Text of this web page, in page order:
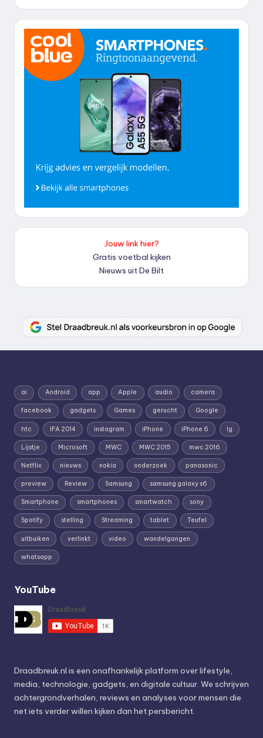
Jouw link hier?
Gratis voetbal kijken
Nieuws uit De Bilt
ai Android app Apple audio camera
facebook gadgets Games gerucht Google
htc IFA 2014 instagram iPhone iPhone 6 lg
Lijstje Microsoft MWC MWC 2015 mwc 2016
Netflix nieuws nokia onderzoek panasonic
preview Review Samsung samsung galaxy s6
Smartphone smartphones smartwatch sony
Spotify stelling Streaming tablet Teufel
uitbuiken verlinkt video wandelgangen
whatsapp
YouTube
Draadbreuk.nl is een onafhankelijk platform over lifestyle,
media, technologie, gadgets, en digitale cultuur. We schrijven
achtergrondverhalen, reviews en analyses voor mensen die
net iets verder willen kijken dan het persbericht.